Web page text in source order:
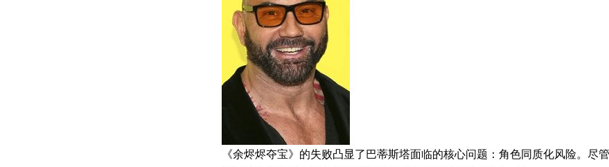
《余烬烬夺宝》的失败凸显了巴蒂斯塔面临的核心问题：角色同质化风险。尽